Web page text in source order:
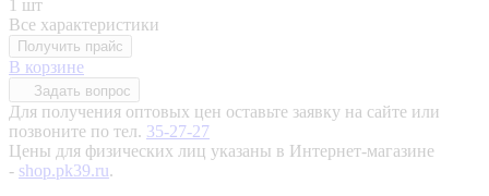
1 шт
Все характеристики
Получить прайс
В корзине
Задать вопрос
Для получения оптовых цен оставьте заявку на сайте или
позвоните по тел. 35-27-27
Цены для физических лиц указаны в Интернет-магазине
- shop.pk39.ru.